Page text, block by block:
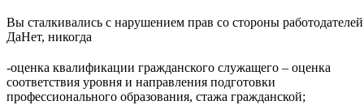
Вы сталкивались с нарушением прав со стороны
ДаНет, никогда
-оценка квалификации гражданского служащего – оценка
соответствия уровня и направления подготовки
профессионального образования, стажа гражданской;